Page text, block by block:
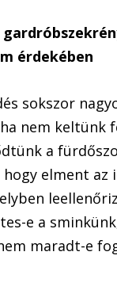
érdekében
sokszor
nem keltünk
a
elment az
e a
maradt-e